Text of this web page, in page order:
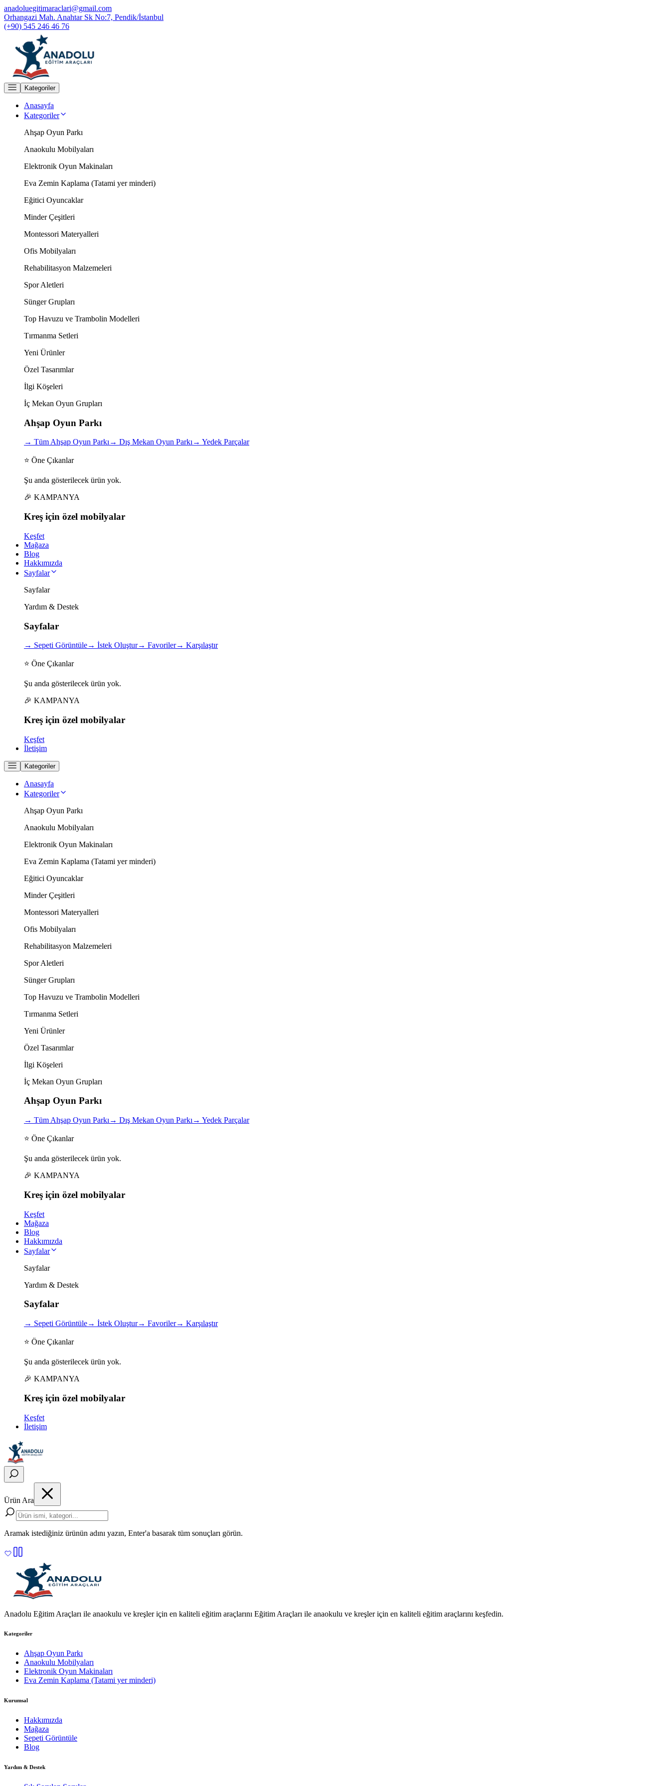
anadoluegitimaraclari@gmail.com
Orhangazi Mah. Anahtar Sk No:7, Pendik/İstanbul
(+90) 545 246 46 76
Kategoriler
Anasayfa
Kategoriler
Ahşap Oyun Parkı
Anaokulu Mobilyaları
Elektronik Oyun Makinaları
Eva Zemin Kaplama (Tatami yer minderi)
Eğitici Oyuncaklar
Minder Çeşitleri
Montessori Materyalleri
Ofis Mobilyaları
Rehabilitasyon Malzemeleri
Spor Aletleri
Sünger Grupları
Top Havuzu ve Trambolin Modelleri
Tırmanma Setleri
Yeni Ürünler
Özel Tasarımlar
İlgi Köşeleri
İç Mekan Oyun Grupları
Ahşap Oyun Parkı
→ Tüm Ahşap Oyun Parkı→ Dış Mekan Oyun Parkı→ Yedek Parçalar
⭐ Öne Çıkanlar
Şu anda gösterilecek ürün yok.
🎉 KAMPANYA
Kreş için özel mobilyalar
Keşfet
Mağaza
Blog
Hakkımızda
Sayfalar
Sayfalar
Yardım & Destek
Sayfalar
→ Sepeti Görüntüle→ İstek Oluştur→ Favoriler→ Karşılaştır
⭐ Öne Çıkanlar
Şu anda gösterilecek ürün yok.
🎉 KAMPANYA
Kreş için özel mobilyalar
Keşfet
İletişim
Kategoriler
Anasayfa
Kategoriler
Ahşap Oyun Parkı
Anaokulu Mobilyaları
Elektronik Oyun Makinaları
Eva Zemin Kaplama (Tatami yer minderi)
Eğitici Oyuncaklar
Minder Çeşitleri
Montessori Materyalleri
Ofis Mobilyaları
Rehabilitasyon Malzemeleri
Spor Aletleri
Sünger Grupları
Top Havuzu ve Trambolin Modelleri
Tırmanma Setleri
Yeni Ürünler
Özel Tasarımlar
İlgi Köşeleri
İç Mekan Oyun Grupları
Ahşap Oyun Parkı
→ Tüm Ahşap Oyun Parkı → Dış Mekan Oyun Parkı → Yedek Parçalar
⭐ Öne Çıkanlar
Şu anda gösterilecek ürün yok.
🎉 KAMPANYA
Kreş için özel mobilyalar
Keşfet
Mağaza
Blog
Hakkımızda
Sayfalar
Sayfalar
Yardım & Destek
Sayfalar
→ Sepeti Görüntüle→ İstek Oluştur→ Favoriler→ Karşılaştır
⭐ Öne Çıkanlar
Şu anda gösterilecek ürün yok.
🎉 KAMPANYA
Kreş için özel mobilyalar
Keşfet
İletişim
Ürün Ara
Aramak istediğiniz ürünün adını yazın, Enter'a basarak tüm sonuçları görün.
Anadolu Eğitim Araçları ile anaokulu ve kreşler için en kaliteli eğitim araçlarını Eğitim Araçları ile anaokulu ve kreşler için en kaliteli eğitim araçlarını keşfedin.
Kategoriler
Ahşap Oyun Parkı
Anaokulu Mobilyaları
Elektronik Oyun Makinaları
Eva Zemin Kaplama (Tatami yer minderi)
Kurumsal
Hakkımızda
Mağaza
Sepeti Görüntüle
Blog
Yardım & Destek